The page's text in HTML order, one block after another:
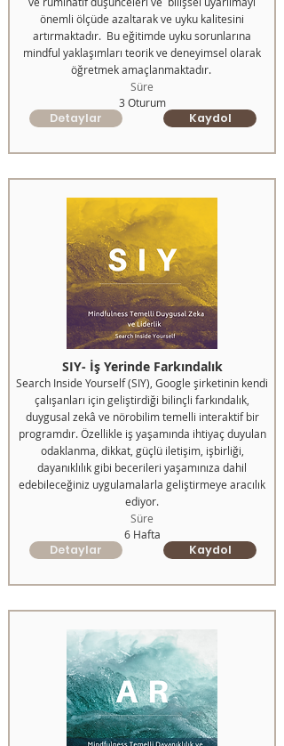
önemli ölçüde azaltarak ve uyku kalitesini
artırmaktadır. Bu eğitimde uyku sorunlarına
mindful yaklaşımları teorik ve deneyimsel olarak
öğretmek amaçlanmaktadır.
Süre
3 Oturum
Detaylar Kaydol
SIY- İş Yerinde Farkındalık
Search Inside Yourself (SIY), Google şirketinin kendi
çalışanları için geliştirdiği bilinçli farkındalık,
duygusal zekâ ve nörobilim temelli interaktif bir
programdır. Özellikle iş yaşamında ihtiyaç duyulan
odaklanma, dikkat, güçlü iletişim, işbirliği,
dayanıklılık gibi becerileri yaşamınıza dahil
edebileceğiniz uygulamalarla geliştirmeye aracılık
ediyor.
Süre
6 Hafta
Detaylar Kaydol